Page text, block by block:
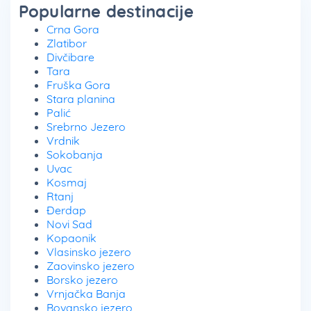
Popularne destinacije
Crna Gora
Zlatibor
Divčibare
Tara
Fruška Gora
Stara planina
Palić
Srebrno Jezero
Vrdnik
Sokobanja
Uvac
Kosmaj
Rtanj
Đerdap
Novi Sad
Kopaonik
Vlasinsko jezero
Zaovinsko jezero
Borsko jezero
Vrnjačka Banja
Bovansko jezero